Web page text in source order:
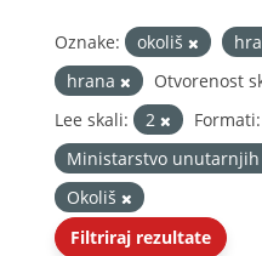
Oznake: okoliš
hrana
Otvorenost
Lee skali:
2 Formati:
Ministarstvo unutarnjih
Okoliš
Filtriraj rezultate